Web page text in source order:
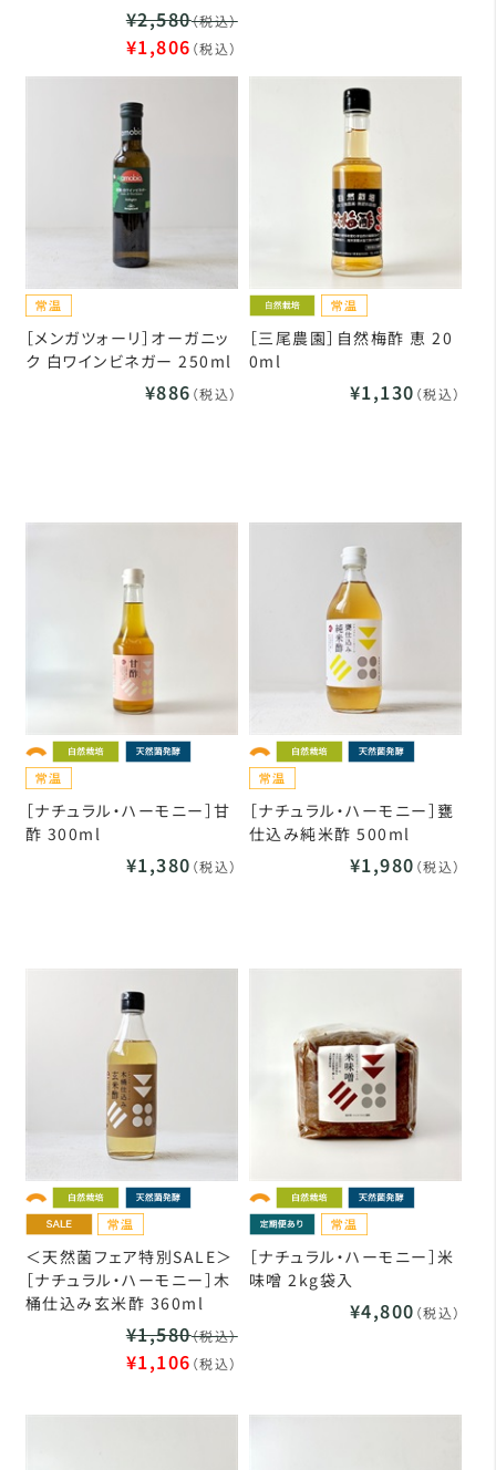
¥2,580（税込）
¥1,806 （税込）
［メンガツォーリ］オーガニッ
ク 白ワインビネガー 250ml
¥886 （税込）
［三尾農園］自然梅酢 恵 20
0ml
¥1,130 （税込）
［ナチュラル・ハーモニー］甘
酢 300ml
¥1,380 （税込）
［ナチュラル・ハーモニー］甕
仕込み純米酢 500ml
¥1,980 （税込）
＜天然菌フェア特別SALE＞
［ナチュラル・ハーモニー］木
桶仕込み玄米酢 360ml
¥1,580（税込）
¥1,106 （税込）
［ナチュラル・ハーモニー］米
味噌 2kg袋入
¥4,800 （税込）